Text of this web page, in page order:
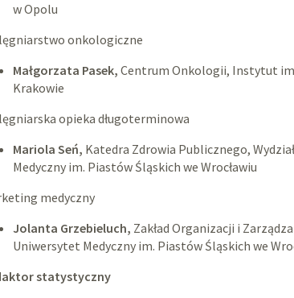
w Opolu
onkologiczne
Małgorzata Pasek, Centrum Onkologii, Instytut im.
Krakowie
opieka długoterminowa
Mariola Seń, Katedra Zdrowia Publicznego,
Medyczny im. Piastów Śląskich we Wrocławiu
medyczny
Jolanta Grzebieluch, Zakład Organizacji i
Uniwersytet Medyczny im. Piastów Śląskich we
statystyczny